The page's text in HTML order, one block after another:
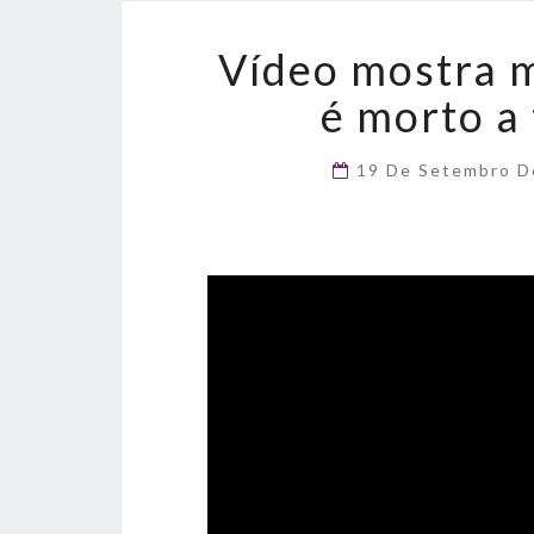
Vídeo mostra
é morto a
19 De Setembro